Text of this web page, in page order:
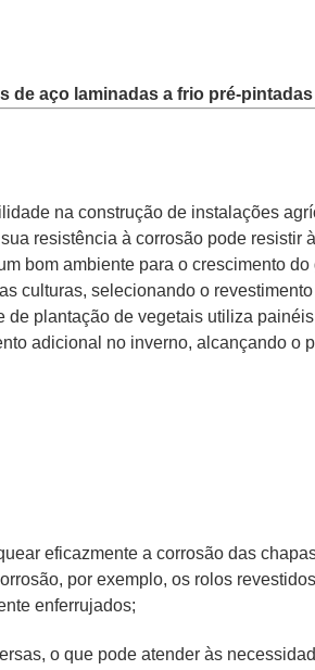
de aço laminadas a frio pré-
na construção de instalações
resistência à corrosão pode
bom ambiente para o crescimento
culturas, selecionando o
plantação de vegetais utiliza
adicional no inverno, alcançando
eficazmente a corrosão das
por exemplo, os rolos
enferrujados;
o que pode atender às